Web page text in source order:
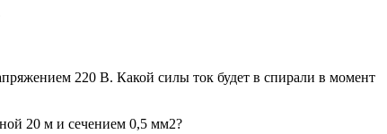
220 В. Какой силы ток будет в спирали в момент
20 м и сечением 0,5 мм2?